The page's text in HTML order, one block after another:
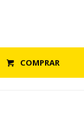
COMPRAR